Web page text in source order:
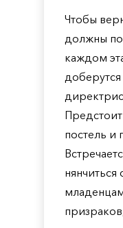
Чтобы
должны
каждом
постель и